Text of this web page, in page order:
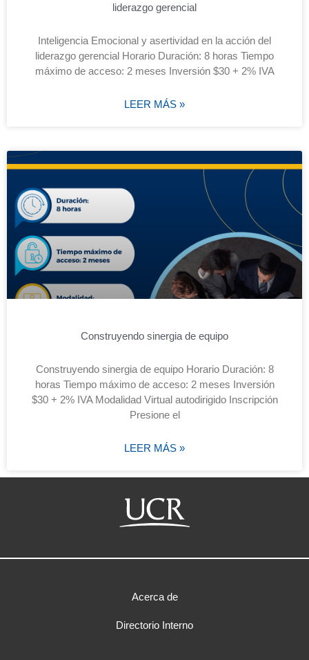
liderazgo gerencial
Inteligencia Emocional y asertividad en la acción del
liderazgo gerencial Horario Duración: 8 horas Tiempo
máximo de acceso: 2 meses Inversión $30 + 2% IVA
LEER MÁS »
Construyendo sinergia de equipo
Construyendo sinergia de equipo Horario Duración: 8
horas Tiempo máximo de acceso: 2 meses Inversión
$30 + 2% IVA Modalidad Virtual autodirigido Inscripción
Presione el
LEER MÁS »
Acerca de
Directorio Interno